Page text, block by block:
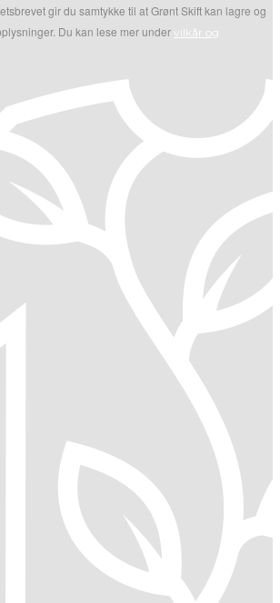
gir du samtykke til at Grønt Skift kan lagre og
Du kan lese mer under vilkår og